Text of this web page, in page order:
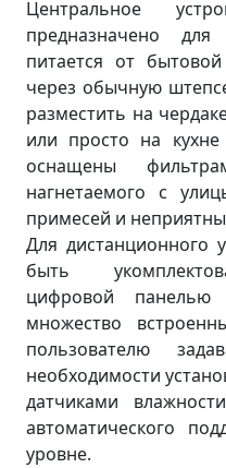
Центральное
предназначено
питается от
через обычную
разместить на
или просто на
оснащены
нагнетаемого с
примесей и
Для дистанционного
быть
цифровой панелью
множество
пользователю
необходимости
датчиками
автоматического
уровне.